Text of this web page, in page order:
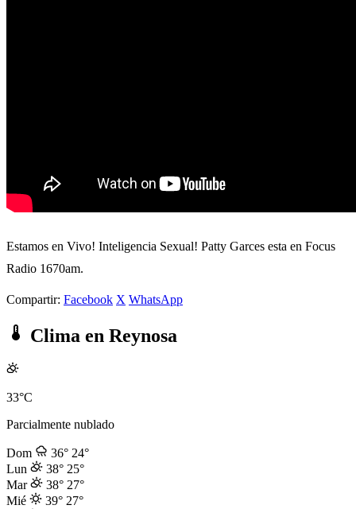
Estamos en Vivo! Inteligencia Sexual! Patty Garces esta en Focus
Radio 1670am.
Compartir: Facebook X WhatsApp
Clima en Reynosa
33°C
Parcialmente nublado
Dom 36° 24°
Lun
38° 25°
Mar
38° 27°
Mié
39° 27°